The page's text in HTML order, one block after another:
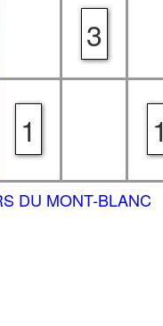
3
1
DU MONT-BLANC